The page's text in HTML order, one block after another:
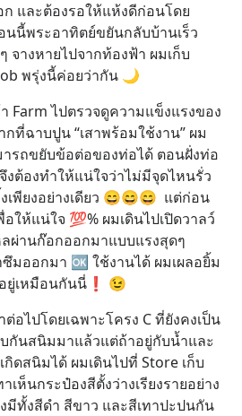
และต้องรอให้แห้งดีก่อนโดย
นนี้พระอาทิตย์ขยันกลับบ้านเร็ว
จางหายไปจากท้องฟ้า ผมเก็บ
พรุ่งนี้ค่อยว่ากัน 🌙
Farm ไปตรวจดูความแข็งแรงของ
ที่ฉาบปูน “เสาพร้อมใช้งาน” ผม
รถขยับข้อต่อของท่อได้ ตอนฝั่งท่อ
ต้องทำให้แน่ใจว่าไม่มีจุดไหนรั่ว
พียงอย่างเดียว 😄😄😄  แต่ก่อน
ให้แน่ใจ 💯% ผมเดินไปเปิดวาลว์
ผ่านก๊อกออกมาแบบแรงสุดๆ
มออกมา 🆗 ใช้งานได้ ผมเผลอยิ้ม
ยู่เหมือนกันนี่❗️ 😉
อไปโดยเฉพาะโครง C ที่ยังคงเป็น
กันสนิมมาแล้วแต่ถ้าอยู่กับน้ำและ
ดสนิมได้ ผมเดินไปที่ Store เก็บ
ห็นกระป๋องสีตั้งว่างเรียงรายอย่าง
มีทั้งสีดำ สีขาว และสีเทาปะปนกัน